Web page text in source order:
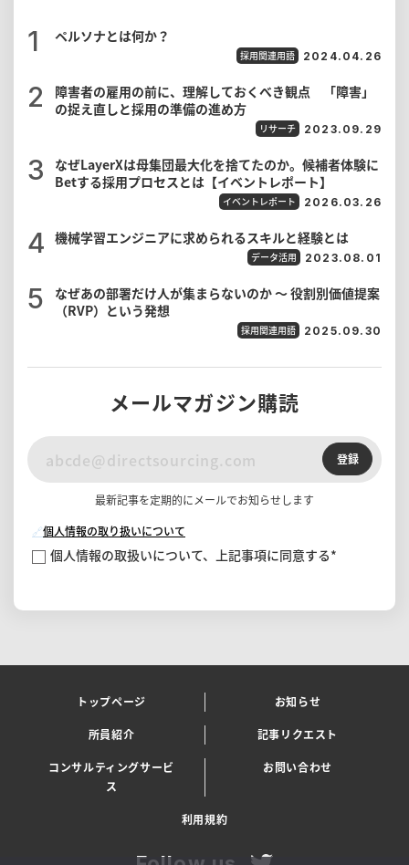
ペルソナとは何か？
採用関連用語 2024.04.26
障害者の雇用の前に、理解しておくべき観点 「障害」
の捉え直しと採用の準備の進め方
リサーチ 2023.09.29
なぜLayerXは母集団最大化を捨てたのか。候補者体験に
Betする採用プロセスとは【イベントレポート】
イベントレポート 2026.03.26
機械学習エンジニアに求められるスキルと経験とは
データ活用 2023.08.01
なぜあの部署だけ人が集まらないのか 〜 役割別価値提案
（RVP）という発想
採用関連用語 2025.09.30
メールマガジン購読
登録
最新記事を定期的にメールでお知らせします
🔗個人情報の取り扱いについて
個人情報の取扱いについて、上記事項に同意する*
トップページ
お知らせ
所員紹介
記事リクエスト
コンサルティングサービ
ス
お問い合わせ
利用規約